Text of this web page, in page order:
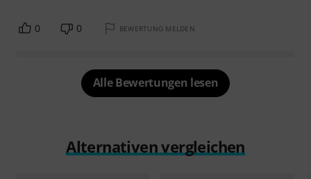
0 0 BEWERTUNG MELDEN
Alle Bewertungen lesen
Alternativen vergleichen